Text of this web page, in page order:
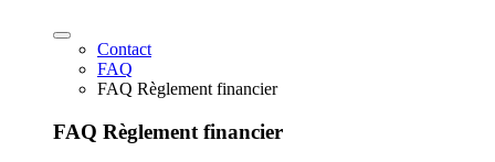
Contact
FAQ
FAQ Règlement financier
FAQ Règlement financier